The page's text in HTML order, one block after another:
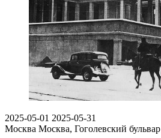
2025-05-01 2025-05-31
Москва Москва, Гоголевский бульвар